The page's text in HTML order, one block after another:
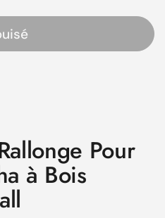
Pour
à Bois